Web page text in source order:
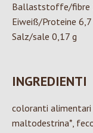
Ballaststoffe/fibre
Eiweiß/Proteine 6,7
Salz/sale 0,17 g
INGREDIENTI
coloranti alimentari
maltodestrina*,